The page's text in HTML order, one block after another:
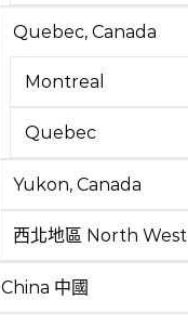
Quebec, Canada
Montreal
Quebec
Yukon, Canada
西北地區 North West
China 中國